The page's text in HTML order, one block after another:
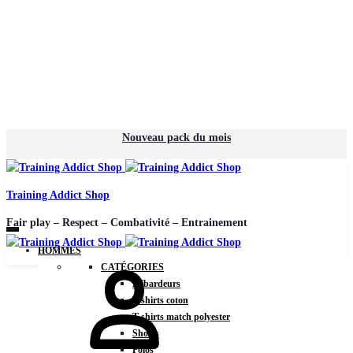
Nouveau pack du mois
Training Addict Shop
Fair play – Respect – Combativité – Entrainement
HOMMES
CATÉGORIES
Débardeurs
T-shirts coton
T-shirts match polyester
Shorts
Polos